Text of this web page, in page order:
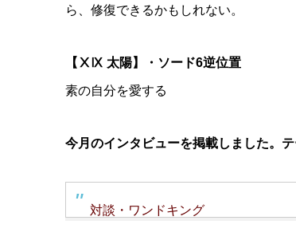
ら、修復できるかもしれない。
【ⅩⅨ 太陽】・ソード6逆位置
素の自分を愛する
今月のインタビューを掲載しました。
対談・ワンドキング